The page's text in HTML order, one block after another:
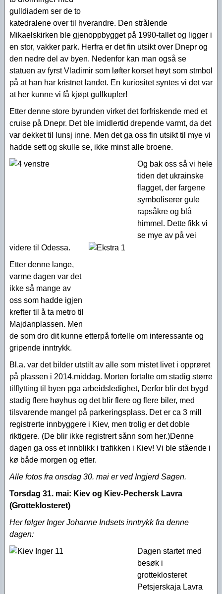
gulldiadem ser de to
katedralene over til hverandre. Den strålende
Mikaelskirken ble gjenoppbygget på 1990-tallet og ligger i
en stor, vakker park. Herfra er det fin utsikt over Dnepr og
den nedre del av byen. Nedenfor kan man også se
statuen av fyrst Vladimir som løfter korset høyt som stmbol
på at han har kristnet landet. En kuriositet syntes vi det var
at her kunne vi få kjøpt gullkupler!
Etter denne store byrunden virket det forfriskende med et
cruise på Dnepr. Det ble imidlertid drepende varmt, da det
var dekket til lunsj inne. Men det ga oss fin utsikt til mye vi
hadde sett og skulle se, ikke minst alle broene.
Og bak oss så vi hele
tiden det ukrainske
flagget, der fargene
symboliserer gule
rapsåkre og blå
himmel. Dette fikk vi
se mye av på vei
videre til Odessa.
Etter denne lange,
varme dagen var det
ikke så mange av
oss som hadde igjen
krefter til å ta metro til
Majdanplassen. Men
de som dro dit kunne etterpå fortelle om interessante og
gripende inntrykk.
Bl.a. var det bilder utstilt av alle som mistet livet i opprøret
på plassen i 2014.middag. Morten fortalte om stadig større
tilflytting til byen pga arbeidsledighet, Derfor blir det bygd
stadig flere høyhus og det blir flere og flere biler, med
tilsvarende mangel på parkeringsplass. Det er ca 3 mill
registrerte innbyggere i Kiev, men trolig er det doble
riktigere. (De blir ikke registrert sånn som her.)Denne
dagen ga oss et innblikk i trafikken i Kiev! Vi ble stående i
kø både morgen og etter.
Alle fotos fra onsdag 30. mai er ved Ingjerd Sagen.
Torsdag 31. mai: Kiev og Kiev-Pechersk Lavra
(Grotteklosteret)
Her følger Inger Johanne Indsets inntrykk fra denne
dagen:
Dagen startet med
besøk i
grotteklosteret
Petsjerskaja Lavra